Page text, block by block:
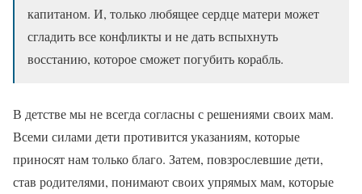
капитаном. И, только любящее сердце матери может
сгладить все конфликты и не дать вспыхнуть
восстанию, которое сможет погубить корабль.
В детстве мы не всегда согласны с решениями своих мам.
Всеми силами дети противится указаниям, которые
приносят нам только благо. Затем, повзрослевшие дети,
став родителями, понимают своих упрямых мам, которые